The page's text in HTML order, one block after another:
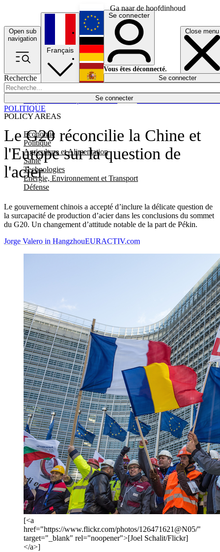
Ga naar de hoofdinhoud
Open sub
navigation
Close menu
Recherche
Se connecter
POLICY AREAS
Economie
Politique
Agriculture et Alimentation
Santé
Technologies
Energie, Environnement et Transport
Défense
Économie
Français
English
Deutsch
Español
Se connecter
Vous êtes déconnecté.
Se connecter
Le G20 réconcilie la Chine et
l'Europe sur la question de
l'acier
Le gouvernement chinois a accepté d’inclure la délicate question de
la surcapacité de production d’acier dans les conclusions du sommet
du G20. Un changement d’attitude notable de la part de Pékin.
POLITIQUE
Jorge Valero in HangzhouEURACTIV.com
[<a
href="https://www.flickr.com/photos/126471621@N05/"
target="_blank" rel="noopener">[Joel Schalit/Flickr]
</a>]